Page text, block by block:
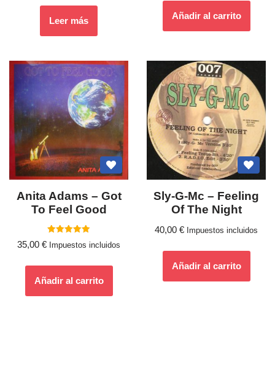
Leer más Añadir al carrito
Anita Adams ‎– Got
To Feel Good
con
35,00 € Impuestos incluidos
Añadir al carrito
Sly-G-Mc – Feeling
Of The Night
40,00 € Impuestos incluidos
Añadir al carrito